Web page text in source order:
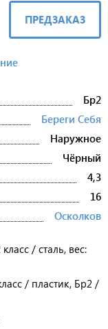
ПРЕДЗАКАЗ
Бр2
Береги Себя
Наружное
Чёрный
4,3
16
Осколков
/ сталь, вес:
/ пластик, Бр2 /